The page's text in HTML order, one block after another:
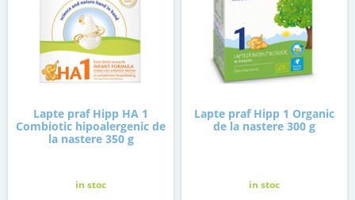
Lapte praf Hipp HA 1
Combiotic hipoalergenic de
la nastere 350 g
in stoc
Lapte praf Hipp 1 Organic
de la nastere 300 g
in stoc